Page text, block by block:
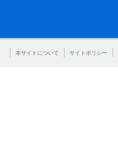
本サイトについて サイトポリシー